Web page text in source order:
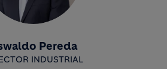
Pereda
INDUSTRIAL